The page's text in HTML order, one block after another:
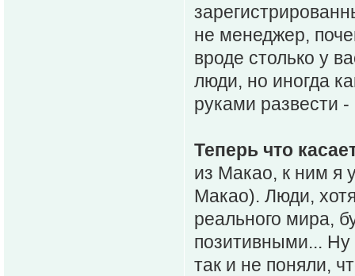
не менеджер,
вроде столько у
люди, но иногда
руками развести
Теперь что
из Макао, к ним я
Макао). Люди,
реального мира,
позитивными...
так и не поняли,